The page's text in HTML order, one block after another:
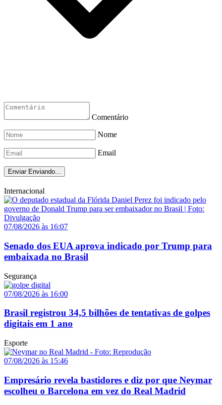
Comentário
Nome
Email
Enviar Enviando...
Internacional
07/08/2026 às 16:07
Senado dos EUA aprova indicado por Trump para
embaixada no Brasil
Segurança
07/08/2026 às 16:00
Brasil registrou 34,5 bilhões de tentativas de golpes
digitais em 1 ano
Esporte
07/08/2026 às 15:46
Empresário revela bastidores e diz por que Neymar
escolheu o Barcelona em vez do Real Madrid